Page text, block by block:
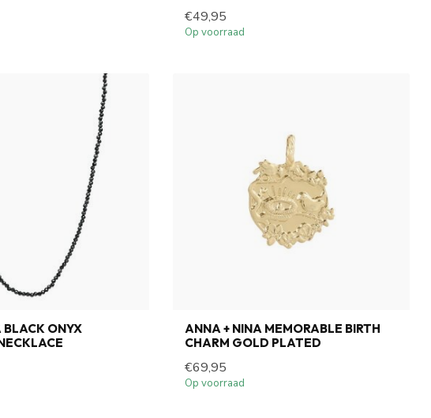
€49,95
Op voorraad
BLACK ONYX
ANNA + NINA MEMORABLE BIRTH
CHARM GOLD PLATED
€69,95
Op voorraad